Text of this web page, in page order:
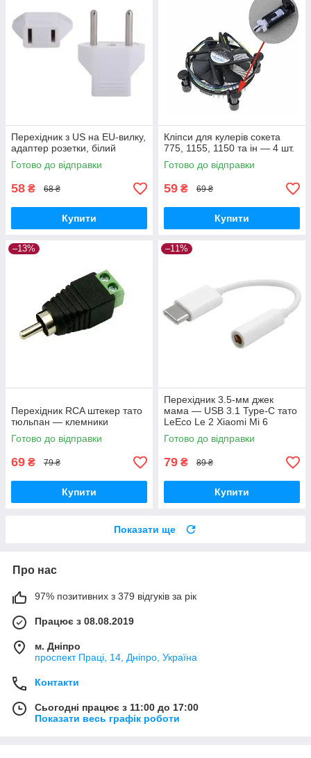
Перехідник з US на EU-вилку,
адаптер розетки, білий
Готово до відправки
58 ₴ 68 ₴
Купити
Кліпси для кулерів сокета
775, 1155, 1150 та ін — 4 шт.
Готово до відправки
59 ₴ 69 ₴
Купити
–13%
Перехідник RCA штекер тато
тюльпан — клемники
Готово до відправки
69 ₴ 79 ₴
Купити
–11%
Перехідник 3.5-мм джек
мама — USB 3.1 Type-C тато
LeEco Le 2 Xiaomi Mi 6
Готово до відправки
79 ₴ 89 ₴
Купити
Показати ще
Про нас
97% позитивних з 379 відгуків за рік
Працює з 08.08.2019
м. Дніпро
проспект Праці, 14, Дніпро, Україна
Контакти
Сьогодні працює з 11:00 до 17:00
Показати весь графік роботи